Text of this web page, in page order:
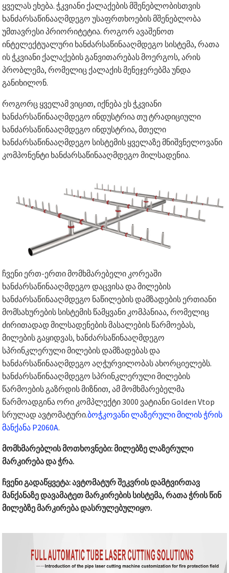
ყველას ეხება. ჭკვიანი ქალაქების მშენებლობისთვის
ხანძარსაწინააღმდეგო უსაფრთხოების მშენებლობა
უმთავრესი პრიორიტეტია. როგორ ავაშენოთ
ინტელექტუალური ხანძარსაწინააღმდეგო სისტემა, რათა
ის ჭკვიანი ქალაქების განვითარებას მოერგოს, არის
პრობლემა, რომელიც ქალაქის მენეჯერებმა უნდა
განიხილონ.
როგორც ყველამ ვიცით, იქნება ეს ჭკვიანი
ხანძარსაწინააღმდეგო ინდუსტრია თუ ტრადიციული
ხანძარსაწინააღმდეგო ინდუსტრია, მთელი
ხანძარსაწინააღმდეგო სისტემის ყველაზე მნიშვნელოვანი
კომპონენტი ხანძარსაწინააღმდეგო მილსადენია.
ჩვენი ერთ-ერთი მომხმარებელი კორეაში
ხანძარსაწინააღმდეგო დაცვისა და მილების
ხანძარსაწინააღმდეგო ნაწილების დამზადების ერთიანი
მომსახურების სისტემის წამყვანი კომპანიაა, რომელიც
ძირითადად მილსადენების მასალების წარმოებას,
მილების გაყიდვას, ხანძარსაწინააღმდეგო
სპრინკლერული მილების დამზადებას და
ხანძარსაწინააღმდეგო აღჭურვილობას ახორციელებს.
ხანძარსაწინააღმდეგო სპრინკლერული მილების
წარმოების გაზრდის მიზნით, ამ მომხმარებელმა
წარმოადგინა ორი კომპლექტი 3000 ვატიანი Golden Vtop
სრულად ავტომატური.ბოჭკოვანი ლაზერული მილის ჭრის
მანქანა P2060A.
მომხმარებლის მოთხოვნები: მილებზე ლაზერული
მარკირება და ჭრა.
ჩვენი გადაწყვეტა: ავტომატურ შეკვრის დამტვირთავ
მანქანაზე დავამატეთ მარკირების სისტემა, რათა ჭრის წინ
მილებზე მარკირება დასრულებულიყო.